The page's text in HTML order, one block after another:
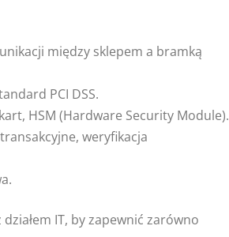
między sklepem a bramką
PCI DSS.
HSM (Hardware Security Module).
weryfikacja
IT, by zapewnić zarówno